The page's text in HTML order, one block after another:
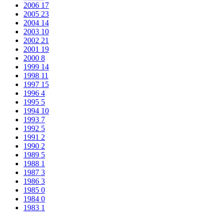
2006 17
2005 23
2004 14
2003 10
2002 21
2001 19
2000 8
1999 14
1998 11
1997 15
1996 4
1995 5
1994 10
1993 7
1992 5
1991 2
1990 2
1989 5
1988 1
1987 3
1986 3
1985 0
1984 0
1983 1